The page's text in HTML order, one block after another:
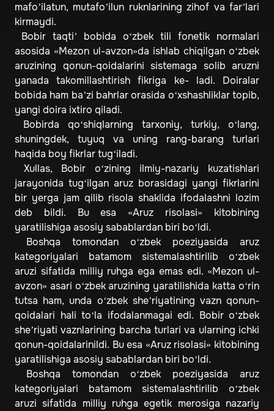
mafo’ilatun, mutafo’ilun ruknlarining zihof va far’lari
kirmaydi.
Bobir taqti’ bobida o‘zbek tili fonetik normalari
asosida «Mezon ul-avzon»da ishlab chiqilgan o‘zbek
aruzining qonun-qoidalarini sistemaga solib aruzni
yanada takomillashtirish fikriga ke- ladi. Doiralar
bobida ham ba’zi bahrlar orasida o‘xshashliklar topib,
yangi doira ixtiro qiladi.
Bobirda qo‘shiqlarning tarxoniy, turkiy, o‘lang,
shuningdek, tuyuq va uning rang-barang turlari
haqida boy fikrlar tug‘iladi.
Xullas, Bobir o‘zining ilmiy-nazariy kuzatishlari
jarayonida tug‘ilgan aruz borasidagi yangi fikrlarini
bir yerga jam qilib risola shaklida ifodalashni lozim
deb bildi. Bu esa «Aruz risolasi» kitobining
yaratilishiga asosiy sabablardan biri bo‘ldi.
Boshqa tomondan o‘zbek poeziyasida aruz
kategoriyalari batamom sistemalashtirilib o‘zbek
aruzi sifatida milliy ruhga ega emas edi. «Mezon ul-
avzon» asari o‘zbek aruzining yaratilishida katta o‘rin
tutsa ham, unda o‘zbek she’riyatining vazn qonun-
qoidalari hali to‘la ifodalanmagai edi. Bobir o‘zbek
she’riyati vaznlarining barcha turlari va ularning ichki
qonun-qoidalarinildi. Bu esa «Aruz risolasi» kitobining
yaratilishiga asosiy sabablardan biri bo‘ldi.
Boshqa tomondan o‘zbek poeziyasida aruz
kategoriyalari batamom sistemalashtirilib o‘zbek
aruzi sifatida milliy ruhga egetik merosiga nazariy